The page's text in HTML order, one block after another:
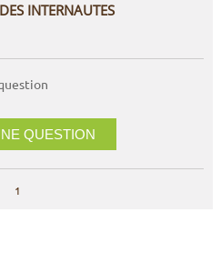
INTERNAUTES
QUESTION
1